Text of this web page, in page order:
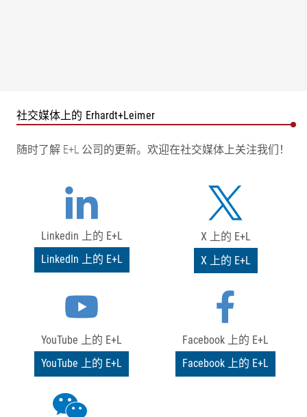
社交媒体上的 Erhardt+Leimer
随时了解 E+L 公司的更新。欢迎在社交媒体上关注我们！
Linkedin 上的 E+L
LinkedIn 上的 E+L
X 上的 E+L
X 上的 E+L
YouTube 上的 E+L
YouTube 上的 E+L
Facebook 上的 E+L
Facebook 上的 E+L